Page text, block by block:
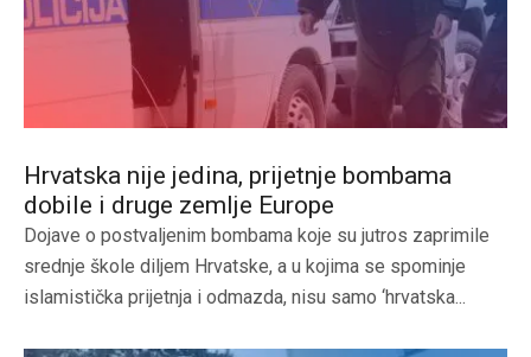
Hrvatska nije jedina, prijetnje bombama
dobile i druge zemlje Europe
Dojave o postvaljenim bombama koje su jutros zaprimile
srednje škole diljem Hrvatske, a u kojima se spominje
islamistička prijetnja i odmazda, nisu samo ‘hrvatska...